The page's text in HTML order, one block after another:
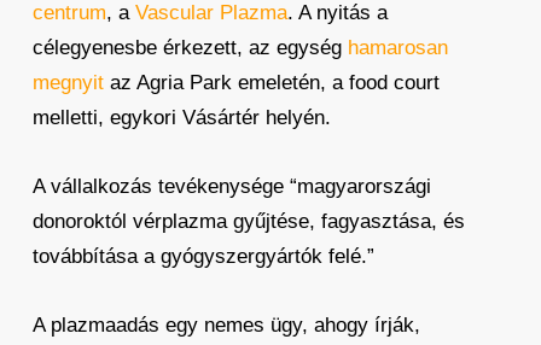
centrum, a Vascular Plazma. A nyitás a
célegyenesbe érkezett, az egység hamarosan
megnyitaz Agria Park emeletén, a food court
melletti, egykori Vásártér helyén.
A vállalkozás tevékenysége “magyarországi
donoroktól vérplazma gyűjtése, fagyasztása, és
továbbítása a gyógyszergyártók felé.”
A plazmaadás egy nemes ügy, ahogy írják,